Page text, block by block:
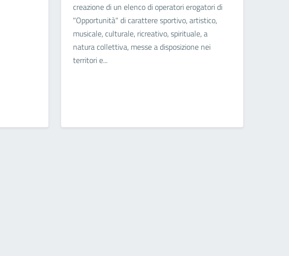
creazione di un elenco di operatori erogatori di
"Opportunità" di carattere sportivo, artistico,
musicale, culturale, ricreativo, spirituale, a
natura collettiva, messe a disposizione nei
territori e...